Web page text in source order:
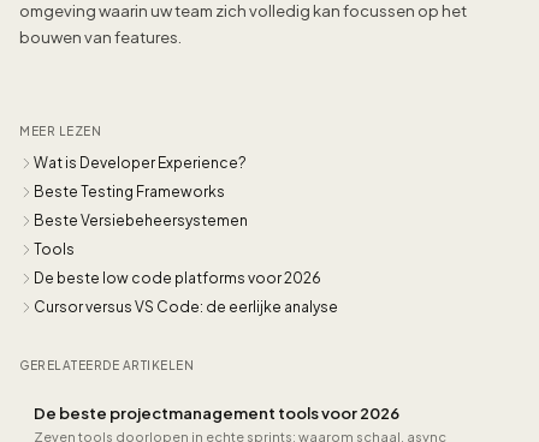
omgeving waarin uw team zich volledig kan focussen op het
bouwen van features.
MEER LEZEN
Wat is Developer Experience?
Beste Testing Frameworks
Beste Versiebeheersystemen
Tools
De beste low code platforms voor 2026
Cursor versus VS Code: de eerlijke analyse
GERELATEERDE ARTIKELEN
De beste projectmanagement tools voor 2026
Zeven tools doorlopen in echte sprints: waarom schaal, async